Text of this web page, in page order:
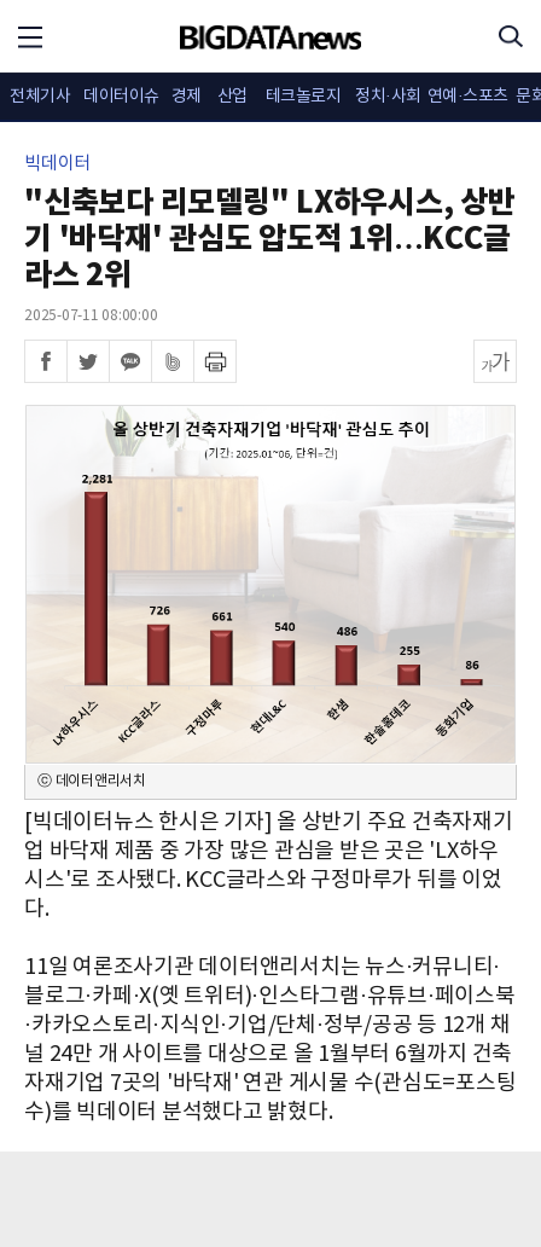
전체기사 데이터이슈 경제 산업 테크놀로지 정치·사회 연예·스포츠 문
빅데이터
"신축보다 리모델링" LX하우시스, 상반
기 '바닥재' 관심도 압도적 1위…KCC글
라스 2위
2025-07-11 08:00:00
ⓒ 데이터앤리서치
[빅데이터뉴스 한시은 기자] 올 상반기 주요 건축자재기
업 바닥재 제품 중 가장 많은 관심을 받은 곳은 'LX하우
시스'로 조사됐다. KCC글라스와 구정마루가 뒤를 이었
다.
11일 여론조사기관 데이터앤리서치는 뉴스·커뮤니티·
블로그·카페·X(옛 트위터)·인스타그램·유튜브·페이스북
·카카오스토리·지식인·기업/단체·정부/공공 등 12개 채
널 24만 개 사이트를 대상으로 올 1월부터 6월까지 건축
자재기업 7곳의 '바닥재' 연관 게시물 수(관심도=포스팅
수)를 빅데이터 분석했다고 밝혔다.